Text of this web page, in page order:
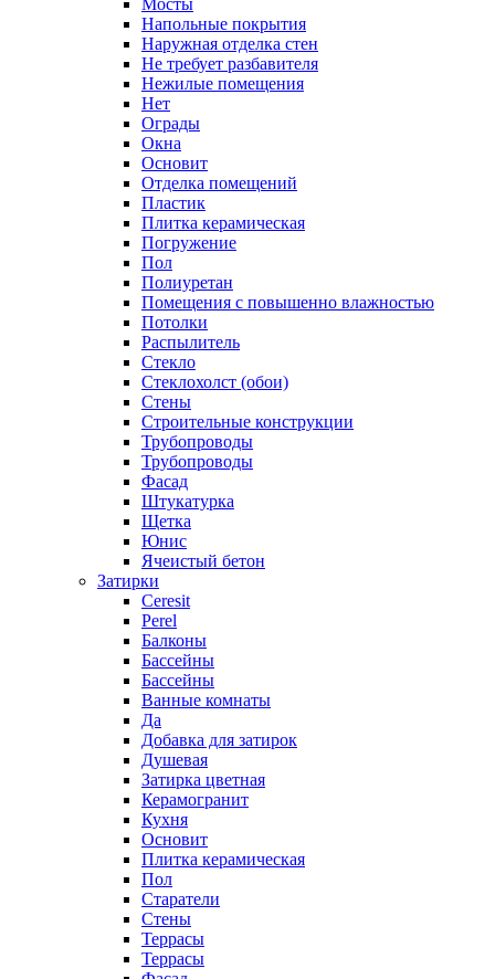
Напольные покрытия
Наружная отделка стен
Не требует разбавителя
Нежилые помещения
Нет
Ограды
Окна
Основит
Отделка помещений
Пластик
Плитка керамическая
Погружение
Пол
Полиуретан
Помещения с повышенно влажностью
Потолки
Распылитель
Стекло
Стеклохолст (обои)
Стены
Строительные конструкции
Трубопроводы
Трубопроводы
Фасад
Штукатурка
Щетка
Юнис
Ячеистый бетон
Затирки
Ceresit
Perel
Балконы
Бассейны
Бассейны
Ванные комнаты
Да
Добавка для затирок
Душевая
Затирка цветная
Керамогранит
Кухня
Основит
Плитка керамическая
Пол
Старатели
Стены
Террасы
Террасы